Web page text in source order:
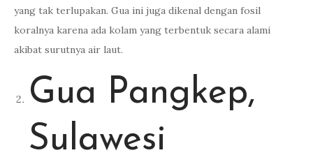
yang tak terlupakan. Gua ini juga dikenal dengan fosil
koralnya karena ada kolam yang terbentuk secara alami
akibat surutnya air laut.
Gua Pangkep,
Sulawesi